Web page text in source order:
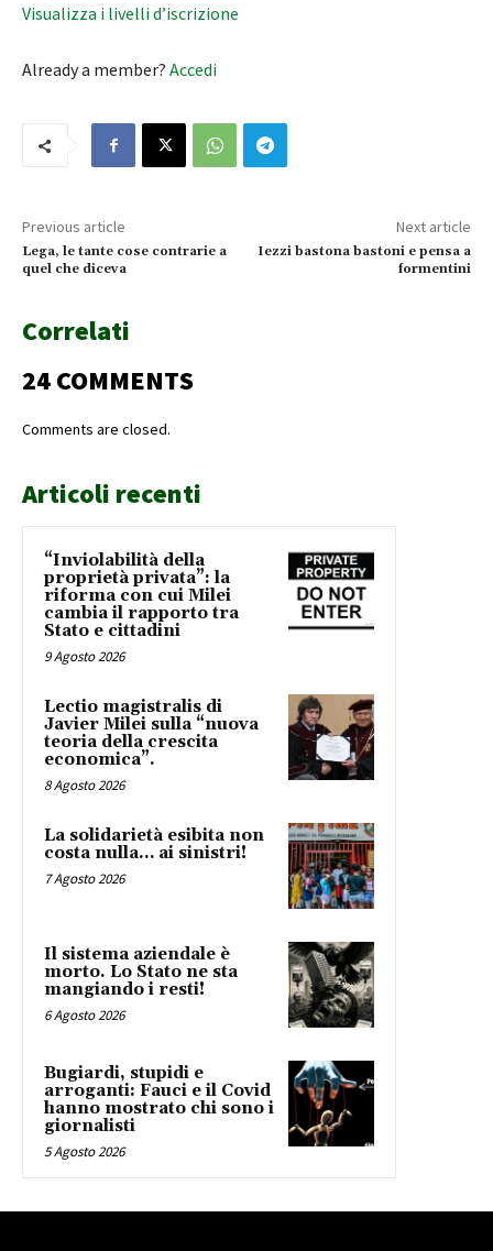
Visualizza i livelli d’iscrizione
Already a member? Accedi
Previous article
Lega, le tante cose contrarie a
quel che diceva
Next article
Iezzi bastona bastoni e pensa a
formentini
Correlati
24 COMMENTS
Comments are closed.
Articoli recenti
“Inviolabilità della
proprietà privata”: la
riforma con cui Milei
cambia il rapporto tra
Stato e cittadini
9 Agosto 2026
Lectio magistralis di
Javier Milei sulla “nuova
teoria della crescita
economica”.
8 Agosto 2026
La solidarietà esibita non
costa nulla… ai sinistri!
7 Agosto 2026
Il sistema aziendale è
morto. Lo Stato ne sta
mangiando i resti!
6 Agosto 2026
Bugiardi, stupidi e
arroganti: Fauci e il Covid
hanno mostrato chi sono i
giornalisti
5 Agosto 2026